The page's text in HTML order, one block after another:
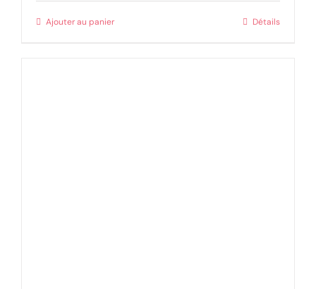
Ajouter au panier Détails